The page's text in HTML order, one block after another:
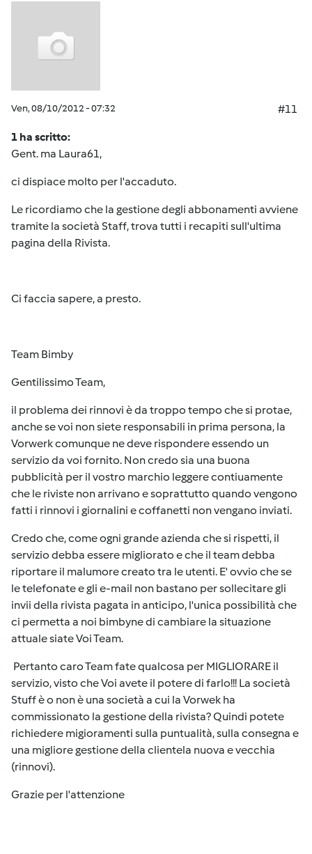
Ven, 08/10/2012 - 07:32 #11
1 ha scritto:
Gent. ma Laura61,
ci dispiace molto per l'accaduto.
Le ricordiamo che la gestione degli abbonamenti avviene
tramite la società Staff, trova tutti i recapiti sull'ultima
pagina della Rivista.
Ci faccia sapere, a presto.
Team Bimby
Gentilissimo Team,
il problema dei rinnovi è da troppo tempo che si protae,
anche se voi non siete responsabili in prima persona, la
Vorwerk comunque ne deve rispondere essendo un
servizio da voi fornito. Non credo sia una buona
pubblicità per il vostro marchio leggere contiuamente
che le riviste non arrivano e soprattutto quando vengono
fatti i rinnovi i giornalini e coffanetti non vengano inviati.
Credo che, come ogni grande azienda che si rispetti, il
servizio debba essere migliorato e che il team debba
riportare il malumore creato tra le utenti. E' ovvio che se
le telefonate e gli e-mail non bastano per sollecitare gli
invii della rivista pagata in anticipo, l'unica possibilità che
ci permetta a noi bimbyne di cambiare la situazione
attuale siate Voi Team.
Pertanto caro Team fate qualcosa per MIGLIORARE il
servizio, visto che Voi avete il potere di farlo!!! La società
Stuff è o non è una società a cui la Vorwek ha
commissionato la gestione della rivista? Quindi potete
richiedere migioramenti sulla puntualità, sulla consegna e
una migliore gestione della clientela nuova e vecchia
(rinnovi).
Grazie per l'attenzione